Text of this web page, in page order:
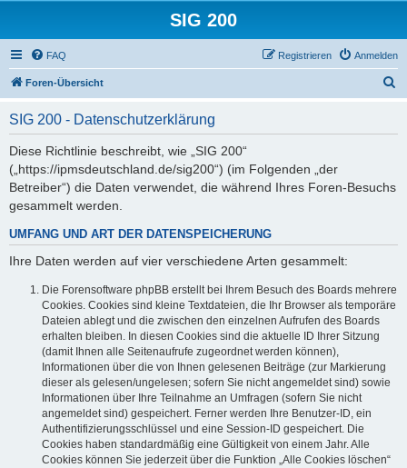
SIG 200
FAQ Anmelden
Registrieren
Foren-Übersicht
SIG 200 - Datenschutzerklärung
Diese Richtlinie beschreibt, wie „SIG 200“
(„https://ipmsdeutschland.de/sig200“) (im Folgenden „der
Betreiber“) die Daten verwendet, die während Ihres Foren-Besuchs
gesammelt werden.
UMFANG UND ART DER DATENSPEICHERUNG
Ihre Daten werden auf vier verschiedene Arten gesammelt:
Die Forensoftware phpBB erstellt bei Ihrem Besuch des Boards mehrere
Cookies. Cookies sind kleine Textdateien, die Ihr Browser als temporäre
Dateien ablegt und die zwischen den einzelnen Aufrufen des Boards
erhalten bleiben. In diesen Cookies sind die aktuelle ID Ihrer Sitzung
(damit Ihnen alle Seitenaufrufe zugeordnet werden können),
Informationen über die von Ihnen gelesenen Beiträge (zur Markierung
dieser als gelesen/ungelesen; sofern Sie nicht angemeldet sind) sowie
Informationen über Ihre Teilnahme an Umfragen (sofern Sie nicht
angemeldet sind) gespeichert. Ferner werden Ihre Benutzer-ID, ein
Authentifizierungsschlüssel und eine Session-ID gespeichert. Die
Cookies haben standardmäßig eine Gültigkeit von einem Jahr. Alle
Cookies können Sie jederzeit über die Funktion „Alle Cookies löschen“